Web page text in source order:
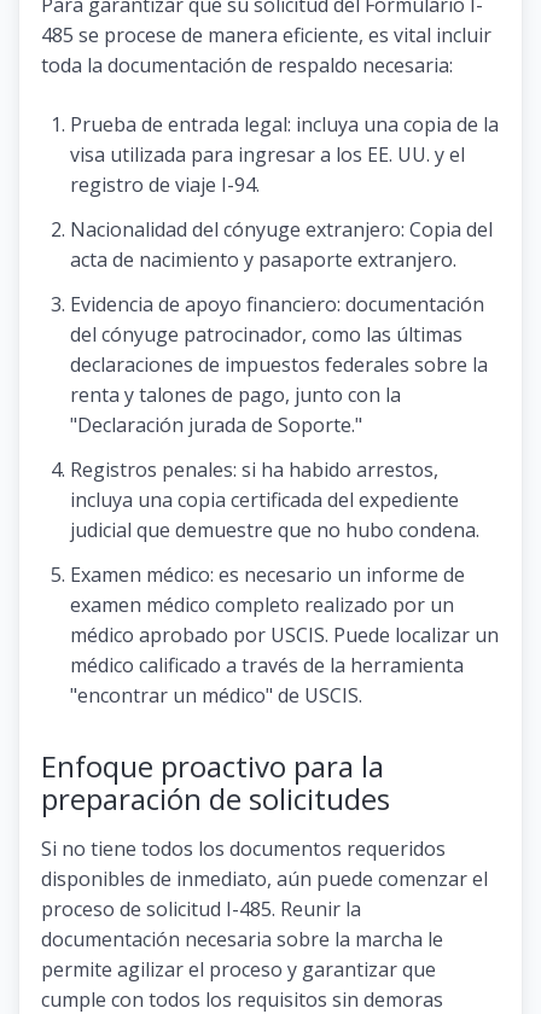
485 se procese de manera eficiente, es vital incluir
toda la documentación de respaldo necesaria:
Prueba de entrada legal: incluya una copia de la
visa utilizada para ingresar a los EE. UU. y el
registro de viaje I-94.
Nacionalidad del cónyuge extranjero: Copia del
acta de nacimiento y pasaporte extranjero.
Evidencia de apoyo financiero: documentación
del cónyuge patrocinador, como las últimas
declaraciones de impuestos federales sobre la
renta y talones de pago, junto con la
"Declaración jurada de Soporte."
Registros penales: si ha habido arrestos,
incluya una copia certificada del expediente
judicial que demuestre que no hubo condena.
Examen médico: es necesario un informe de
examen médico completo realizado por un
médico aprobado por USCIS. Puede localizar un
médico calificado a través de la herramienta
"encontrar un médico" de USCIS.
Enfoque proactivo para la
preparación de solicitudes
Si no tiene todos los documentos requeridos
disponibles de inmediato, aún puede comenzar el
proceso de solicitud I-485. Reunir la
documentación necesaria sobre la marcha le
permite agilizar el proceso y garantizar que
cumple con todos los requisitos sin demoras